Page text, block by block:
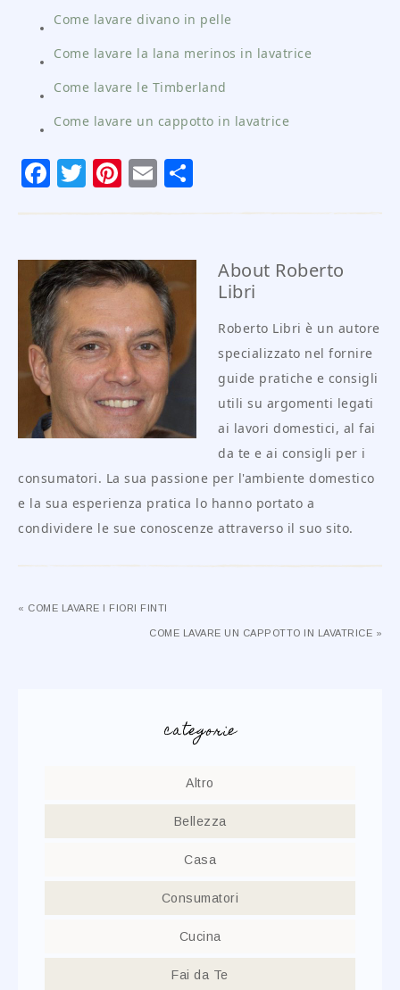
Come lavare divano in pelle
Come lavare la lana merinos in lavatrice
Come lavare le Timberland
Come lavare un cappotto in lavatrice
Facebook
Twitter
Pinterest
Email
About Roberto
Libri
Roberto Libri è un autore
specializzato nel fornire
guide pratiche e consigli
utili su argomenti legati
ai lavori domestici, al fai
da te e ai consigli per i
consumatori. La sua passione per l'ambiente domestico
e la sua esperienza pratica lo hanno portato a
condividere le sue conoscenze attraverso il suo sito.
« COME LAVARE I FIORI FINTI
COME LAVARE UN CAPPOTTO IN LAVATRICE »
categorie
Altro
Bellezza
Casa
Consumatori
Cucina
Fai da Te